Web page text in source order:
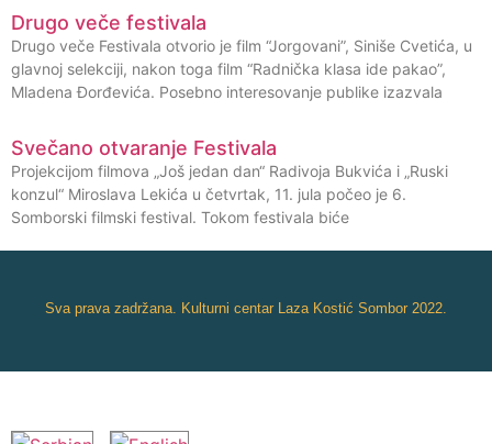
Drugo veče festivala
Drugo veče Festivala otvorio je film “Jorgovani”, Siniše Cvetića, u
glavnoj selekciji, nakon toga film “Radnička klasa ide pakao”,
Mladena Đorđevića. Posebno interesovanje publike izazvala
Svečano otvaranje Festivala
Projekcijom filmova „Još jedan dan“ Radivoja Bukvića i „Ruski
konzul“ Miroslava Lekića u četvrtak, 11. jula počeo je 6.
Somborski filmski festival. Tokom festivala biće
Sva prava zadržana. Kulturni centar Laza Kostić Sombor 2022.